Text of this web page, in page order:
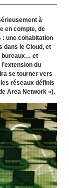
à
en compte, de
une cohabitation
dans le Cloud, et
bureaux… et
du
se tourner vers
réseaux définis
Area Network »).